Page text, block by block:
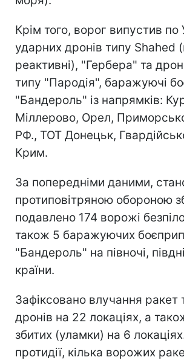
Крім того, ворог випустив по
ударних дронів типу Shahed
реактивні), "Гербера" та
типу "Пародія", баражуючі
"Бандероль" із напрямків:
Міллерово, Орел,
РФ., ТОТ Донецьк,
Крим.
За попередніми даними,
протиповітряною обороною
подавлено 174 ворожі
також 5 баражуючих
"Бандероль" на півночі,
країни.
Зафіксовано влучання ракет
дронів на 22 локаціях, а
збитих (уламки) на 6
протидії, кілька ворожих